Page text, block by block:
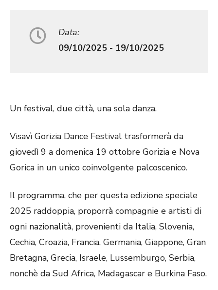
Data:
09/10/2025 - 19/10/2025
Un festival, due città, una sola danza.
Visavì Gorizia Dance Festival trasformerà da
giovedì 9 a domenica 19 ottobre Gorizia e Nova
Gorica in un unico coinvolgente palcoscenico.
Il programma, che per questa edizione speciale
2025 raddoppia, proporrà compagnie e artisti di
ogni nazionalità, provenienti da Italia, Slovenia,
Cechia, Croazia, Francia, Germania, Giappone, Gran
Bretagna, Grecia, Israele, Lussemburgo, Serbia,
nonchè da Sud Africa, Madagascar e Burkina Faso.